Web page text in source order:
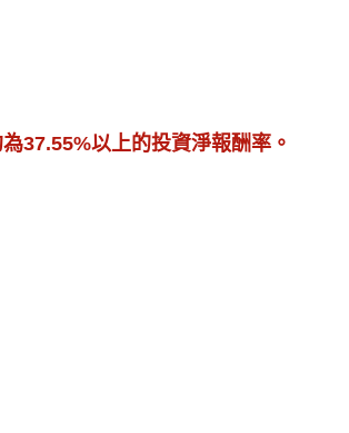
37.55%以上的投資淨報酬率。